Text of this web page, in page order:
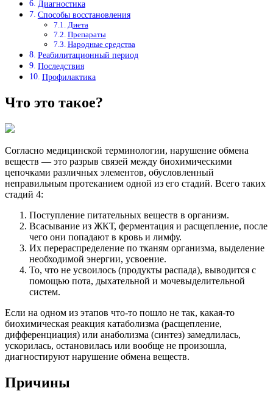
Диагностика
Способы восстановления
Диета
Препараты
Народные средства
Реабилитационный период
Последствия
Профилактика
Что это такое?
Согласно медицинской терминологии, нарушение обмена
веществ — это разрыв связей между биохимическими
цепочками различных элементов, обусловленный
неправильным протеканием одной из его стадий. Всего таких
стадий 4:
Поступление питательных веществ в организм.
Всасывание из ЖКТ, ферментация и расщепление, после
чего они попадают в кровь и лимфу.
Их перераспределение по тканям организма, выделение
необходимой энергии, усвоение.
То, что не усвоилось (продукты распада), выводится с
помощью пота, дыхательной и мочевыделительной
систем.
Если на одном из этапов что-то пошло не так, какая-то
биохимическая реакция катаболизма (расщепление,
дифференциация) или анаболизма (синтез) замедлилась,
ускорилась, остановилась или вообще не произошла,
диагностируют нарушение обмена веществ.
Причины